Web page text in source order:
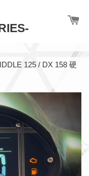
125 / DX 158 硬